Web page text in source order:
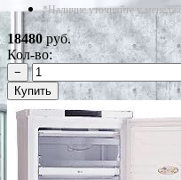
*Наличие уточняйте у
18480руб.
Кол-во:
−
Купить